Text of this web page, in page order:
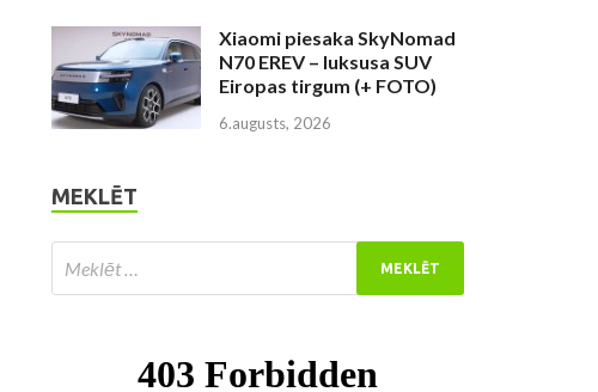
Xiaomi piesaka SkyNomad
N70 EREV – luksusa SUV
Eiropas tirgum (+ FOTO)
6.augusts, 2026
MEKLĒT